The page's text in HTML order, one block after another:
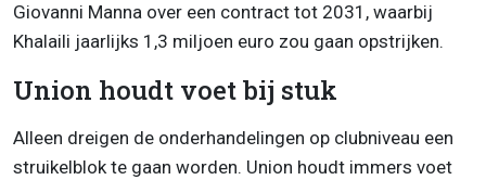
Giovanni Manna over een contract tot 2031, waarbij
Khalaili jaarlijks 1,3 miljoen euro zou gaan opstrijken.
Union houdt voet bij stuk
Alleen dreigen de onderhandelingen op clubniveau een
struikelblok te gaan worden. Union houdt immers voet